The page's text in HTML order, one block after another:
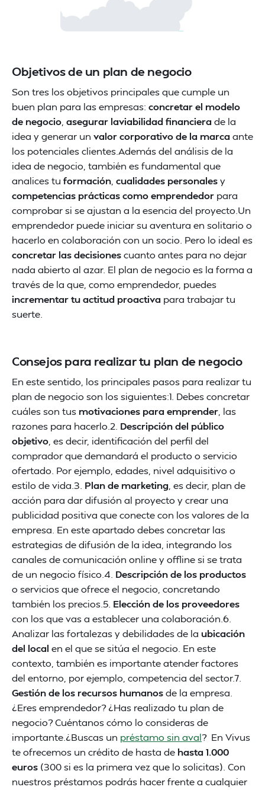
Objetivos de un plan de negocio
Son tres los objetivos principales que cumple un
buen plan para las empresas: concretar el modelo
de negocio asegurar laviabilidad financiera de la
idea y generar un valor corporativo de la marca ante
los potenciales clientes.Además del análisis de la
idea de negocio, también es fundamental que
analices tu formación cualidades personalesy
competencias prácticas como emprendedor para
comprobar si se ajustan a la esencia del proyecto.Un
emprendedor puede iniciar su aventura en solitario o
hacerlo en colaboración con un socio. Pero lo ideal es
concretar las decisionescuanto antes para no dejar
nada abierto al azar. El plan de negocio es la forma a
través de la que, como emprendedor, puedes
incrementar tu actitud proactiva para trabajar tu
suerte.
Consejos para realizar tu plan de negocio
En este sentido, los principales pasos para realizar tu
plan de negocio son los siguientes:1. Debes concretar
cuáles son tus motivaciones para emprender , las
razones para hacerlo.2. Descripción del público
objetivo , es decir, identificación del perfil del
comprador que demandará el producto o servicio
ofertado. Por ejemplo, edades, nivel adquisitivo o
estilo de vida.3. Plan de marketing , es decir, plan de
acción para dar difusión al proyecto y crear una
publicidad positiva que conecte con los valores de la
empresa. En este apartado debes concretar las
estrategias de difusión de la idea, integrando los
canales de comunicación online y offline si se trata
de un negocio físico.4. Descripción de los productos
o servicios que ofrece el negocio, concretando
también los precios.5. Elección de los proveedores
con los que vas a establecer una colaboración.6.
Analizar las fortalezas y debilidades de la ubicación
del local en el que se sitúa el negocio. En este
contexto, también es importante atender factores
del entorno, por ejemplo, competencia del sector.7.
Gestión de los recursos humanosde la empresa.
¿Eres emprendedor? ¿Has realizado tu plan de
negocio? Cuéntanos cómo lo consideras de
importante.¿Buscas un préstamo sin aval? En Vivus
te ofrecemos un crédito de hasta de hasta 1.000
euros (300 si es la primera vez que lo solicitas). Con
nuestros préstamos podrás hacer frente a cualquier